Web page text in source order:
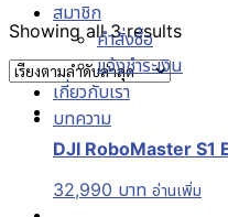
สมาชิก
คำสั่งซื้อ
แจ้งชำระเงิน
เกี่ยวกับเรา
บทความ
Showing all 3 results
latest
DJI RoboMaster S1
32,990 บาท อ่านเพิ่ม